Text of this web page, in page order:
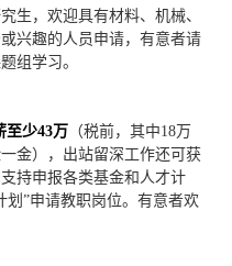
生，欢迎具有材料、机械、
兴趣的人员申请，有意者请
组学习。
至少43万 （税前，其中18万
金），出站留深工作还可获
持申报各类基金和人才计
”申请教职岗位。 有意者欢